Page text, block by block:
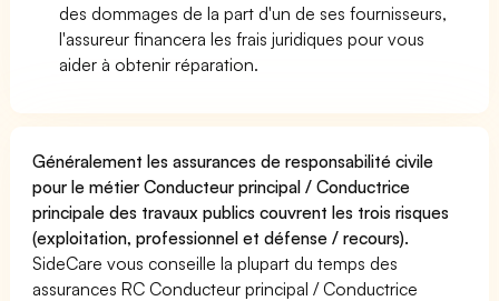
des dommages de la part d'un de ses fournisseurs,
l'assureur financera les frais juridiques pour vous
aider à obtenir réparation.
Généralement les assurances de responsabilité civile
pour le métier Conducteur principal / Conductrice
principale des travaux publics couvrent les trois risques
(exploitation, professionnel et défense / recours).
SideCare vous conseille la plupart du temps des
assurances RC Conducteur principal / Conductrice